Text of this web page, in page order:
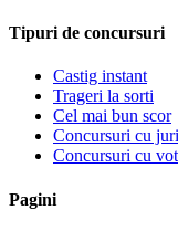
Tipuri de concursuri
Castig instant
Trageri la sorti
Cel mai bun scor
Concursuri cu
Concursuri cu
Pagini